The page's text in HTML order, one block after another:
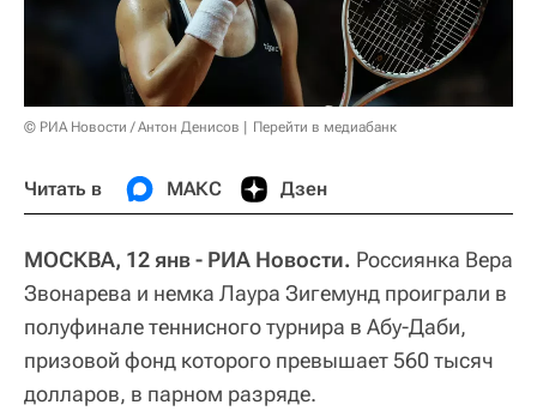
© РИА Новости / Антон Денисов Перейти в медиабанк
Читать в МАКС Дзен
МОСКВА, 12 янв - РИА Новости. Россиянка Вера
Звонарева и немка Лаура Зигемунд проиграли в
полуфинале теннисного турнира в Абу-Даби,
призовой фонд которого превышает 560 тысяч
долларов, в парном разряде.